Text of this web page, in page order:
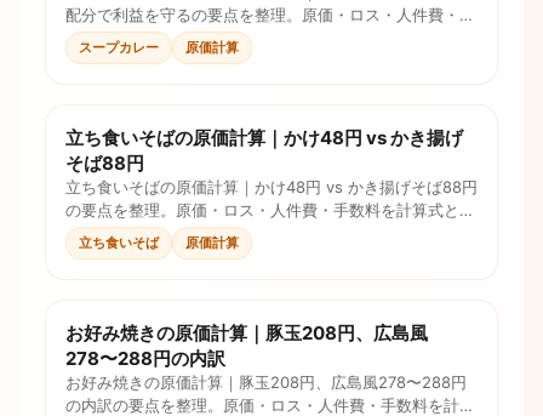
配分で利益を守るの要点を整理。原価・ロス・人件費・手
数料を計算式とチェックリストで確認し、価格判断に使え
ます。
スープカレー 原価計算
立ち食いそばの原価計算｜かけ48円 vs かき揚げ
そば88円
立ち食いそばの原価計算｜かけ48円 vs かき揚げそば88円
の要点を整理。原価・ロス・人件費・手数料を計算式とチ
ェックリストで確認し、価格判断に使えます。
立ち食いそば 原価計算
お好み焼きの原価計算｜豚玉208円、広島風
278〜288円の内訳
お好み焼きの原価計算｜豚玉208円、広島風278〜288円
の内訳の要点を整理。原価・ロス・人件費・手数料を計算